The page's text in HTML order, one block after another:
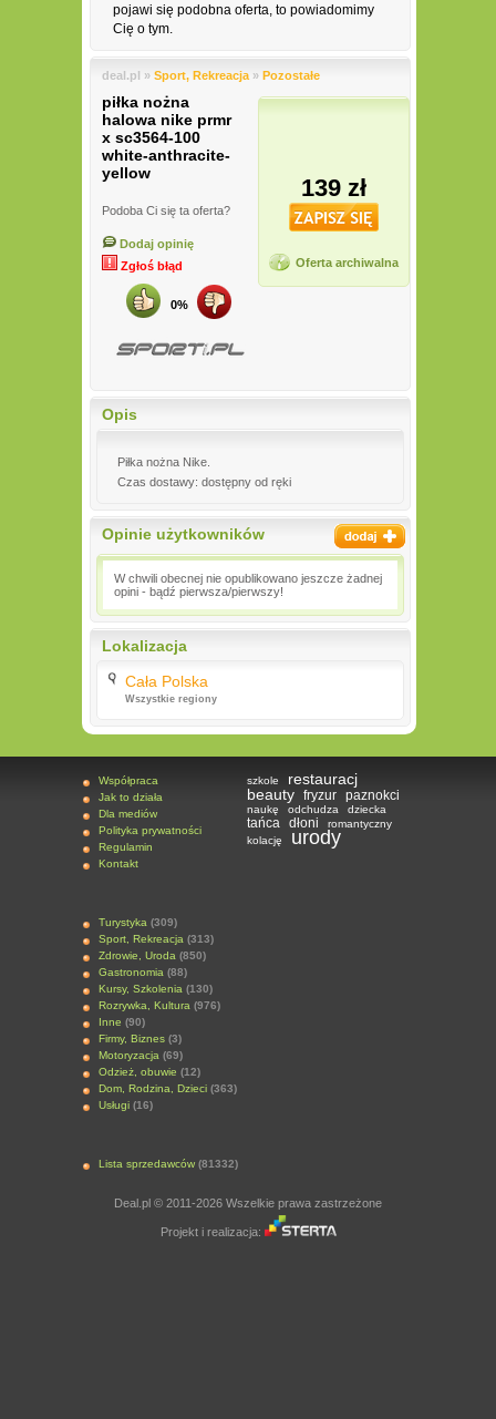
pojawi się podobna oferta, to powiadomimy
Cię o tym.
deal.pl » Sport, Rekreacja » Pozostałe
piłka nożna
halowa nike prmr
x sc3564-100
white-anthracite-
yellow
Podoba Ci się ta oferta?
Dodaj opinię
Zgłoś błąd
0%
139 zł
Oferta archiwalna
Opis
Piłka nożna Nike.
Czas dostawy: dostępny od ręki
Opinie użytkowników
W chwili obecnej nie opublikowano jeszcze żadnej
opini - bądź pierwsza/pierwszy!
Lokalizacja
Cała Polska
Wszystkie regiony
Współpraca
Jak to działa
Dla mediów
Polityka prywatności
Regulamin
Kontakt
Turystyka (309)
Sport, Rekreacja (313)
Zdrowie, Uroda (850)
Gastronomia (88)
Kursy, Szkolenia (130)
Rozrywka, Kultura (976)
Inne (90)
Firmy, Biznes (3)
Motoryzacja (69)
Odzież, obuwie (12)
Dom, Rodzina, Dzieci (363)
Usługi (16)
Lista sprzedawców (81332)
szkole
restauracj
beauty fryzur paznokci
naukę odchudza dziecka
tańca dłoni
romantyczny
kolację
urody
Deal.pl © 2011-2026 Wszelkie prawa zastrzeżone
Projekt i realizacja: